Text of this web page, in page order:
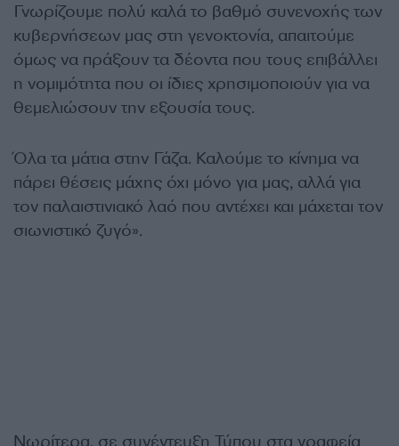
Γνωρίζουμε πολύ καλά το βαθμό συνενοχής των
κυβερνήσεων μας στη γενοκτονία, απαιτούμε
όμως να πράξουν τα δέοντα που τους επιβάλλει
η νομιμότητα που οι ίδιες χρησιμοποιούν για να
θεμελιώσουν την εξουσία τους.
Όλα τα μάτια στην Γάζα. Καλούμε το κίνημα να
πάρει θέσεις μάχης όχι μόνο για μας, αλλά για
τον παλαιστινιακό λαό που αντέχει και μάχεται τον
σιωνιστικό ζυγό».
Νωρίτερα, σε συνέντευξη Τύπου στα γραφεία